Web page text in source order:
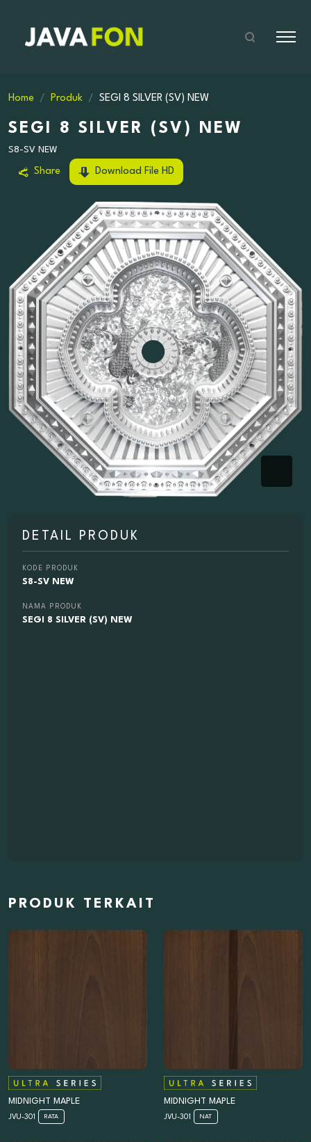
Home Produk SEGI 8 SILVER (SV) NEW
SEGI 8 SILVER (SV) NEW
S8-SV NEW
Share Download File HD
DETAIL PRODUK
KODE PRODUK
S8-SV NEW
NAMA PRODUK
SEGI 8 SILVER (SV) NEW
PRODUK TERKAIT
MIDNIGHT MAPLE
JVU-301 RATA
MIDNIGHT MAPLE
JVU-301 NAT